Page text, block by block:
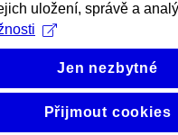
uložení, správě a
Jen nezbytné
Přijmout cookies